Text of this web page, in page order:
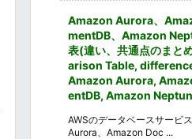
Amazon Aurora、
mentDB、Amazon
表(違い、共通点のまと
arison Table,
Amazon Aurora,
entDB, Amazon
AWSのデータベースサービ
Aurora、Amazon Doc ...